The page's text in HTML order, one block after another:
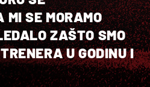
SE MORAMO
ZAŠTO SMO
U GODINU I